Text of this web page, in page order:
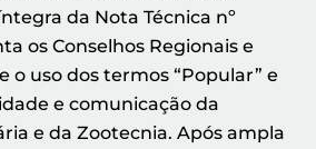
da Nota Técnica nº
os Conselhos Regionais e
o uso dos termos “Popular” e
e comunicação da
e da Zootecnia. Após ampla